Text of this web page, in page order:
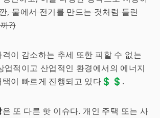
, 물에서 전기를 만드는 것처럼 들린
?)
이 감소하는 추세 또한 피할 수 없는
업적이고 산업적인 환경에서의 에너지
택이 빠르게 진행되고 있다💲💲.
은 또 다른 핫 이슈다. 개인 주택 또는 사